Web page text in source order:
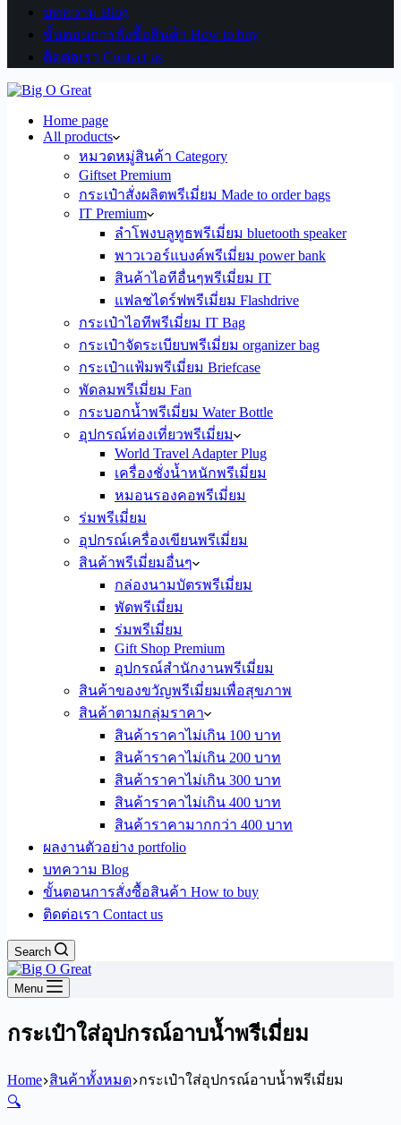
บทความ Blog
ขั้นตอนการสั่งซื้อสินค้า How to buy
ติดต่อเรา Contact us
Home page
All products
หมวดหมู่สินค้า Category
Giftset Premium
กระเป๋าสั่งผลิตพรีเมี่ยม Made to order bags
IT Premium
ลำโพงบลูทูธพรีเมี่ยม bluetooth speaker
พาวเวอร์แบงค์พรีเมี่ยม power bank
สินค้าไอทีอื่นๆพรีเมี่ยม IT
แฟลชไดร์ฟพรีเมี่ยม Flashdrive
กระเป๋าไอทีพรีเมี่ยม IT Bag
กระเป๋าจัดระเบียบพรีเมี่ยม organizer bag
กระเป๋าแฟ้มพรีเมี่ยม Briefcase
พัดลมพรีเมี่ยม Fan
กระบอกน้ำพรีเมี่ยม Water Bottle
อุปกรณ์ท่องเที่ยวพรีเมี่ยม
World Travel Adapter Plug
เครื่องชั่งน้ำหนักพรีเมี่ยม
หมอนรองคอพรีเมี่ยม
ร่มพรีเมี่ยม
อุปกรณ์เครื่องเขียนพรีเมี่ยม
สินค้าพรีเมี่ยมอื่นๆ
กล่องนามบัตรพรีเมี่ยม
พัดพรีเมี่ยม
ร่มพรีเมี่ยม
Gift Shop Premium
อุปกรณ์สำนักงานพรีเมี่ยม
สินค้าของขวัญพรีเมี่ยมเพื่อสุขภาพ
สินค้าตามกลุ่มราคา
สินค้าราคาไม่เกิน 100 บาท
สินค้าราคาไม่เกิน 200 บาท
สินค้าราคาไม่เกิน 300 บาท
สินค้าราคาไม่เกิน 400 บาท
สินค้าราคามากกว่า 400 บาท
ผลงานตัวอย่าง portfolio
บทความ Blog
ขั้นตอนการสั่งซื้อสินค้า How to buy
ติดต่อเรา Contact us
Search
Menu
กระเป๋าใส่อุปกรณ์อาบน้ำพรีเมี่ยม
Home สินค้าทั้งหมด กระเป๋าใส่อุปกรณ์อาบน้ำพรีเมี่ยม
🔍